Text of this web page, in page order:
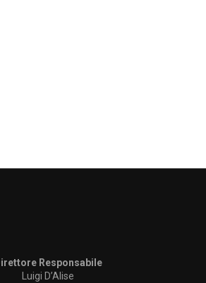
Responsabile
Luigi D’Alise